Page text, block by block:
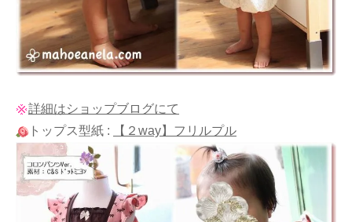
詳細はショップブログにて
トップス型紙 :
【２way】フリルプル